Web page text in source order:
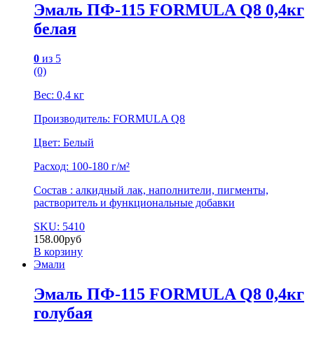
Эмаль ПФ-115 FORMULA Q8 0,4кг
белая
0 из 5
(0)
Вес: 0,4 кг
Производитель: FORMULA Q8
Цвет: Белый
Расход: 100-180 г/м²
Состав : алкидный лак, наполнители, пигменты,
растворитель и функциональные добавки
SKU: 5410
158.00руб
В корзину
Эмали
Эмаль ПФ-115 FORMULA Q8 0,4кг
голубая